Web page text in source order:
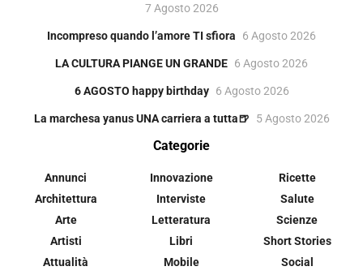
7 Agosto 2026
Incompreso quando l’amore TI sfiora 6 Agosto 2026
LA CULTURA PIANGE UN GRANDE 6 Agosto 2026
6 AGOSTO happy birthday 6 Agosto 2026
La marchesa yanus UNA carriera a tutta🍺 5 Agosto 2026
Categorie
Annunci
Architettura
Arte
Artisti
Attualità
Innovazione
Interviste
Letteratura
Libri
Mobile
Ricette
Salute
Scienze
Short Stories
Social